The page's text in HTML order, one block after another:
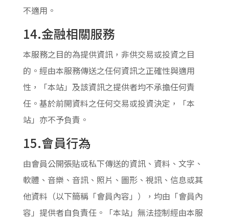
不適用。
14.金融相關服務
本服務之目的為提供資訊，非供交易或投資之目
的。經由本服務傳送之任何資訊之正確性與適用
性，「本站」及該資訊之提供者均不承擔任何責
任。基於前開資料之任何交易或投資決定，「本
站」亦不予負責。
15.會員行為
由會員公開張貼或私下傳送的資訊、資料、文字、
軟體、音樂、音訊、照片、圖形、視訊、信息或其
他資料（以下簡稱「會員內容」），均由「會員內
容」提供者自負責任。「本站」無法控制經由本服